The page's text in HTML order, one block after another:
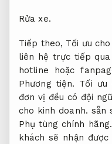
Rửa xe.
Tiếp theo, Tối ưu
liên hệ trực tiếp qua
hotline hoặc
Phương tiện. Tối ưu
đơn vị đều có đội
cho kinh doanh. sẵn
Phụ tùng chính hãng.
khách sẽ nhận